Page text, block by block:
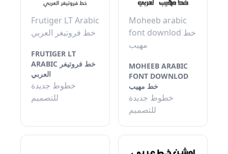
Frutiger LT Arabic
خط فروتيغر العربي
FRUTIGER LT
ARABIC خط فروتيغر
العربي
خطوط جديدة
للتصميم
Moheeb arabic
font downlod خط
مهيب
MOHEEB ARABIC
FONT DOWNLOD
خط مهيب
خطوط جديدة
للتصميم